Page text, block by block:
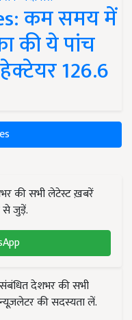
कम समय में
की ये पांच
126.6
की सभी लेटेस्ट ख़बरें
से जुड़ें.
देशभर की सभी
की सदस्यता लें.